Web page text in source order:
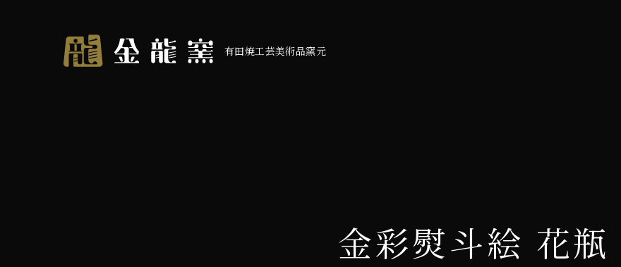
有田焼工芸美術品窯元
金彩熨斗絵 花瓶